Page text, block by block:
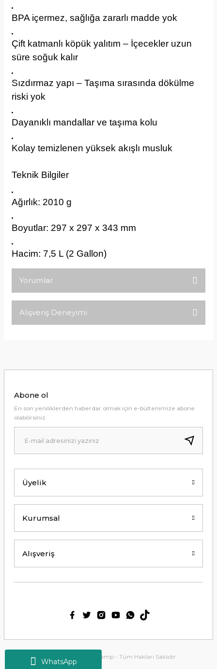
WhatsApp
BPA içermez, sağlığa zararlı madde yok
Çift katmanlı köpük yalıtım – İçecekler uzun
süre soğuk kalır
Sızdırmaz yapı – Taşıma sırasında dökülme
riski yok
Dayanıklı mandallar ve taşıma kolu
Kolay temizlenen yüksek akışlı musluk
Teknik Bilgiler
Ağırlık: 2010 g
Boyutlar: 297 x 297 x 343 mm
Hacim: 7,5 L (2 Gallon)
Yorumlar
Alışveriş Deneyimi
Hiç sıkıntı çekmedim, hızlı bir şekilde
B... A... | 24/12/2024
tavsiye ederim. Gayet ilgili ve
açıklayıcı bir şekilde benimle
Teşekkürler ilgi alaka süper.
yaptım. Çok memnun kaldım. 3. gün
sabah ürün elime ulaştı. Teşekkür
Ülkü Meriç | 15/01/2024
Üyelik
Kurumsal
Alışveriş
Abone ol
En son yeniliklerden haberdar olmak için e-bültenimize abone
olabilirsiniz.
2025 Copyright Tirolcamp - Tüm Hakları Saklıdır.